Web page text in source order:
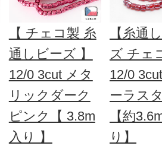
【 チェコ製 糸
通しビーズ 】
12/0 3cut メタ
リックダーク
ピンク【 3.8m
入り 】
【糸通
ズ チェ
12/0
ーラス
【約
り】